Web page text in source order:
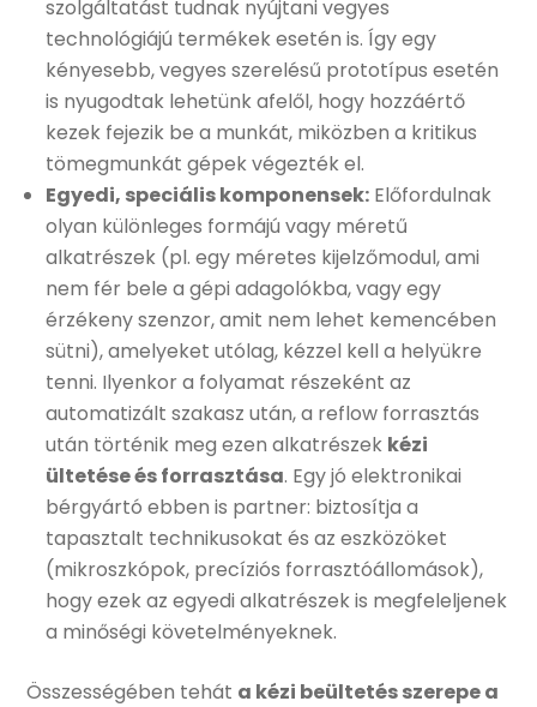
szolgáltatást tudnak nyújtani vegyes
technológiájú termékek esetén is. Így egy
kényesebb, vegyes szerelésű prototípus esetén
is nyugodtak lehetünk afelől, hogy hozzáértő
kezek fejezik be a munkát, miközben a kritikus
tömegmunkát gépek végezték el.
Egyedi, speciális komponensek: Előfordulnak
olyan különleges formájú vagy méretű
alkatrészek (pl. egy méretes kijelzőmodul, ami
nem fér bele a gépi adagolókba, vagy egy
érzékeny szenzor, amit nem lehet kemencében
sütni), amelyeket utólag, kézzel kell a helyükre
tenni. Ilyenkor a folyamat részeként az
automatizált szakasz után, a reflow forrasztás
után történik meg ezen alkatrészek kézi
ültetése és forrasztása. Egy jó elektronikai
bérgyártó ebben is partner: biztosítja a
tapasztalt technikusokat és az eszközöket
(mikroszkópok, precíziós forrasztóállomások),
hogy ezek az egyedi alkatrészek is megfeleljenek
a minőségi követelményeknek.
Összességében tehát a kézi beültetés szerepe a